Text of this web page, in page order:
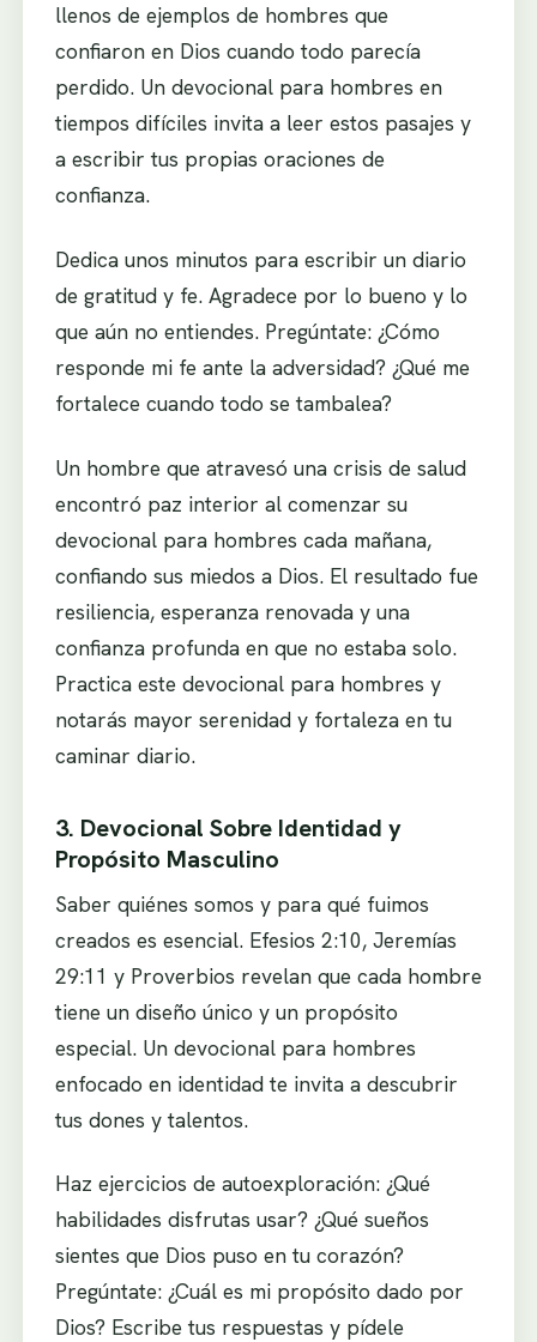
llenos de ejemplos de hombres que
confiaron en Dios cuando todo parecía
perdido. Un devocional para hombres en
tiempos difíciles invita a leer estos pasajes y
a escribir tus propias oraciones de
confianza.
Dedica unos minutos para escribir un diario
de gratitud y fe. Agradece por lo bueno y lo
que aún no entiendes. Pregúntate: ¿Cómo
responde mi fe ante la adversidad? ¿Qué me
fortalece cuando todo se tambalea?
Un hombre que atravesó una crisis de salud
encontró paz interior al comenzar su
devocional para hombres cada mañana,
confiando sus miedos a Dios. El resultado fue
resiliencia, esperanza renovada y una
confianza profunda en que no estaba solo.
Practica este devocional para hombres y
notarás mayor serenidad y fortaleza en tu
caminar diario.
3. Devocional Sobre Identidad y
Propósito Masculino
Saber quiénes somos y para qué fuimos
creados es esencial. Efesios 2:10, Jeremías
29:11 y Proverbios revelan que cada hombre
tiene un diseño único y un propósito
especial. Un devocional para hombres
enfocado en identidad te invita a descubrir
tus dones y talentos.
Haz ejercicios de autoexploración: ¿Qué
habilidades disfrutas usar? ¿Qué sueños
sientes que Dios puso en tu corazón?
Pregúntate: ¿Cuál es mi propósito dado por
Dios? Escribe tus respuestas y pídele